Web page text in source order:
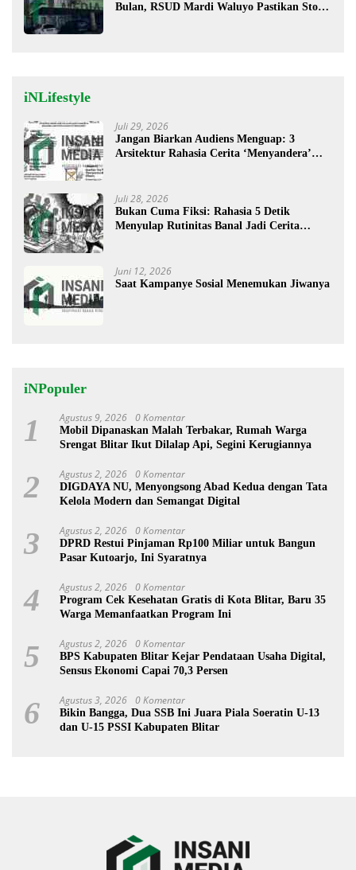
Bulan, RSUD Mardi Waluyo Pastikan Stok
iNLifestyle
Juli 29, 2026
Jangan Biarkan Audiens Menguap: 3
Arsitektur Rahasia Cerita ‘Menyandera’
Juli 28, 2026
Bukan Cuma Fiksi: Rahasia 5 Detik
Menyulap Rutinitas Banal Jadi Cerita
Juni 12, 2026
Saat Kampanye Sosial Menemukan Jiwanya
iNPopuler
1 Agustus 9, 2026 0 Komentar
Mobil Dipanaskan Malah Terbakar, Rumah Warga
Srengat Blitar Ikut Dilalap Api, Segini Kerugiannya
2 Agustus 2, 2026 0 Komentar
DIGDAYA NU, Menyongsong Abad Kedua dengan Tata
Kelola Modern dan Semangat Digital
3 Agustus 2, 2026 0 Komentar
DPRD Restui Pinjaman Rp100 Miliar untuk Bangun
Pasar Kutoarjo, Ini Syaratnya
4 Agustus 2, 2026 0 Komentar
Program Cek Kesehatan Gratis di Kota Blitar, Baru 35
Warga Memanfaatkan Program Ini
5 Agustus 2, 2026 0 Komentar
BPS Kabupaten Blitar Kejar Pendataan Usaha Digital,
Sensus Ekonomi Capai 70,3 Persen
6 Agustus 3, 2026 0 Komentar
Bikin Bangga, Dua SSB Ini Juara Piala Soeratin U-13
dan U-15 PSSI Kabupaten Blitar